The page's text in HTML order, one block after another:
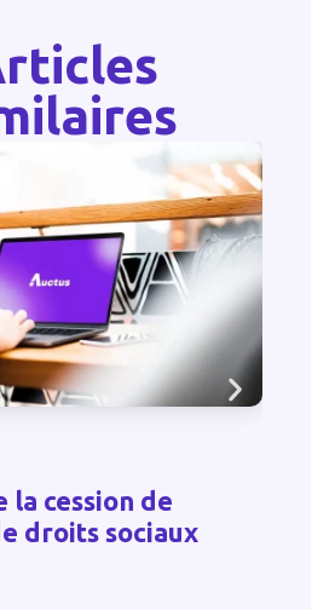
la cession de
droits sociaux